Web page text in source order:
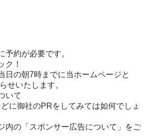
約が必要です。
ク！
の朝7時までに当ホームページと
せいたします。
いて
に御社のPRをしてみては如何でしょ
内の「スポンサー広告について」をご